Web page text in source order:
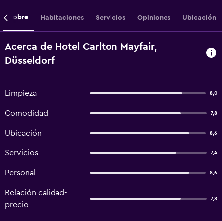
Sobre Habitaciones Servicios Opiniones Ubicación
Acerca de Hotel Carlton Mayfair,
Düsseldorf
Limpieza 8,0
Comodidad 7,8
Ubicación 8,6
Servicios 7,4
Personal 8,6
Relación calidad-
precio
7,8